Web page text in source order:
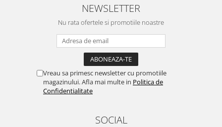
NEWSLETTER
Nu rata ofertele si promotiile noastre
Vreau sa primesc newsletter cu promotiile
magazinului. Afla mai multe in Politica de
Confidentialitate
SOCIAL